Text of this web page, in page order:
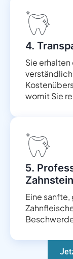
4.
Sie
womit Sie
5.
Eine